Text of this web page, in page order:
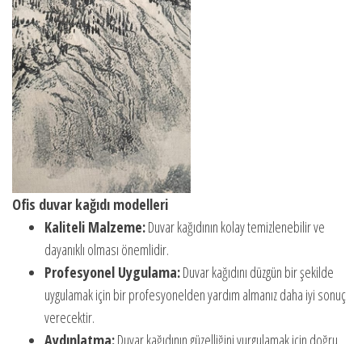
Ofis duvar kağıdı modelleri
Kaliteli Malzeme:Duvar kağıdının kolay temizlenebilir ve
dayanıklı olması önemlidir.
Profesyonel Uygulama:Duvar kağıdını düzgün bir şekilde
uygulamak için bir profesyonelden yardım almanız daha iyi sonuç
verecektir.
Aydınlatma:Duvar kağıdının güzelliğini vurgulamak için doğru